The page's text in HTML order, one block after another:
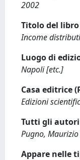
2002
Titolo del
Income
Luogo di
Napoli [etc.]
Casa editrice
Edizioni
Tutti gli autori
Pugno, Maurizio
Appare nelle